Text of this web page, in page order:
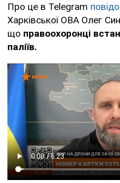
Про це в Telegram
Харківської ОВА Олег
що правоохоронці
паліїв.